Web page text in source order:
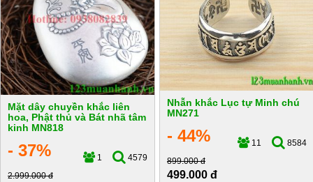
Nhẫn khắc Lục tự Minh chú
MN271
- 44% 11
8584
899.000 đ
499.000 đ
Mặt dây chuyền khắc liên
hoa, Phật thủ và Bát nhã tâm
kinh MN818
- 37% 1
4579
2.999.000 đ